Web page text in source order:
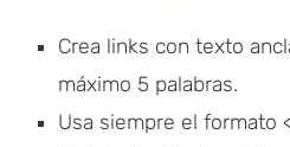
Crea links con texto
máximo 5 palabras.
Usa siempre el formato